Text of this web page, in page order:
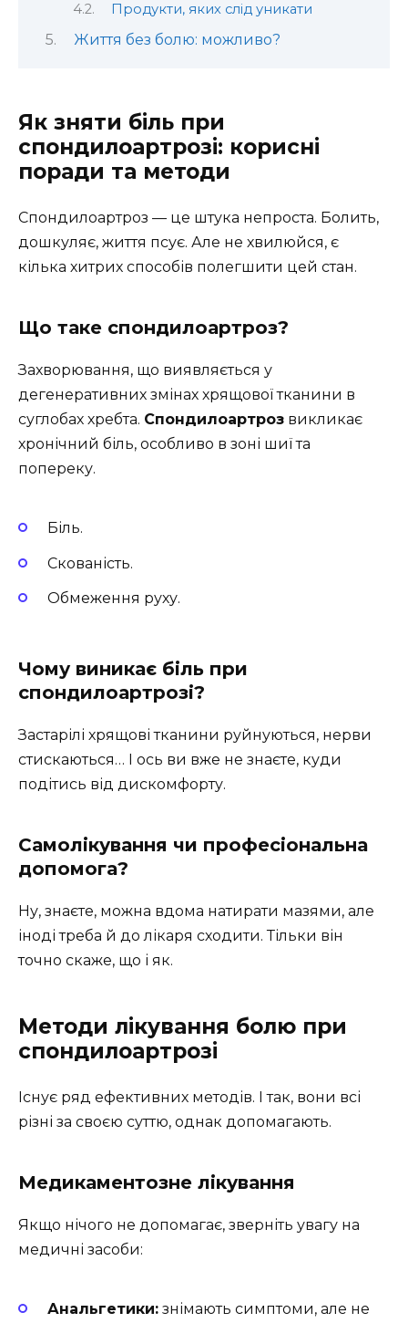
Продукти, яких слід уникати
Життя без болю: можливо?
Як зняти біль при
спондилоартрозі: корисні
поради та методи
Спондилоартроз — це штука непроста. Болить,
дошкуляє, життя псує. Але не хвилюйся, є
кілька хитрих способів полегшити цей стан.
Що таке спондилоартроз?
Захворювання, що виявляється у
дегенеративних змінах хрящової тканини в
суглобах хребта. Спондилоартроз викликає
хронічний біль, особливо в зоні шиї та
попереку.
Біль.
Скованість.
Обмеження руху.
Чому виникає біль при
спондилоартрозі?
Застарілі хрящові тканини руйнуються, нерви
стискаються… І ось ви вже не знаєте, куди
подітись від дискомфорту.
Самолікування чи професіональна
допомога?
Ну, знаєте, можна вдома натирати мазями, але
іноді треба й до лікаря сходити. Тільки він
точно скаже, що і як.
Методи лікування болю при
спондилоартрозі
Існує ряд ефективних методів. І так, вони всі
різні за своєю суттю, однак допомагають.
Медикаментозне лікування
Якщо нічого не допомагає, зверніть увагу на
медичні засоби:
Анальгетики: знімають симптоми, але не